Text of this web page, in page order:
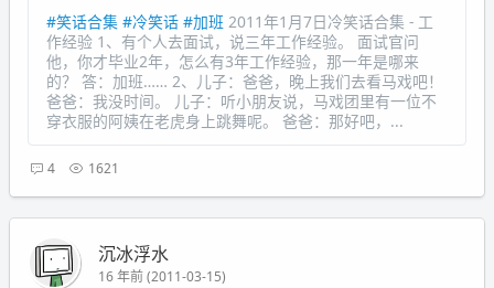
#笑话合集 #冷笑话 #加班 2011年1月7日冷笑话合集 - 工
作经验 1、有个人去面试，说三年工作经验。 面试官问
他，你才毕业2年，怎么有3年工作经验，那一年是哪来
的？ 答：加班…… 2、儿子：爸爸，晚上我们去看马戏吧！
爸爸：我没时间。 儿子：听小朋友说，马戏团里有一位不
穿衣服的阿姨在老虎身上跳舞呢。 爸爸：那好吧，...
4 1621
沉冰浮水
16 年前 (2011-03-15)